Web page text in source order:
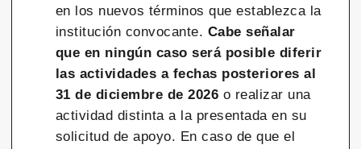
en los nuevos términos que establezca la
institución convocante. Cabe señalar
que en ningún caso será posible diferir
las actividades a fechas posteriores al
31 de diciembre de 2026 o realizar una
actividad distinta a la presentada en su
solicitud de apoyo. En caso de que el